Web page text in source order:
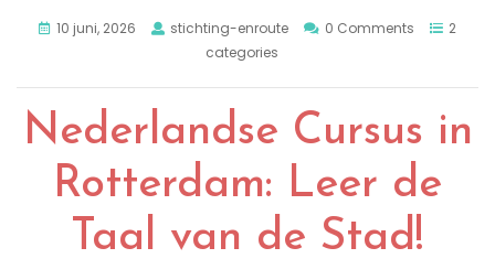
10 juni, 2026 stichting-enroute 0 Comments
2
categories
Nederlandse Cursus in
Rotterdam: Leer de
Taal van de Stad!